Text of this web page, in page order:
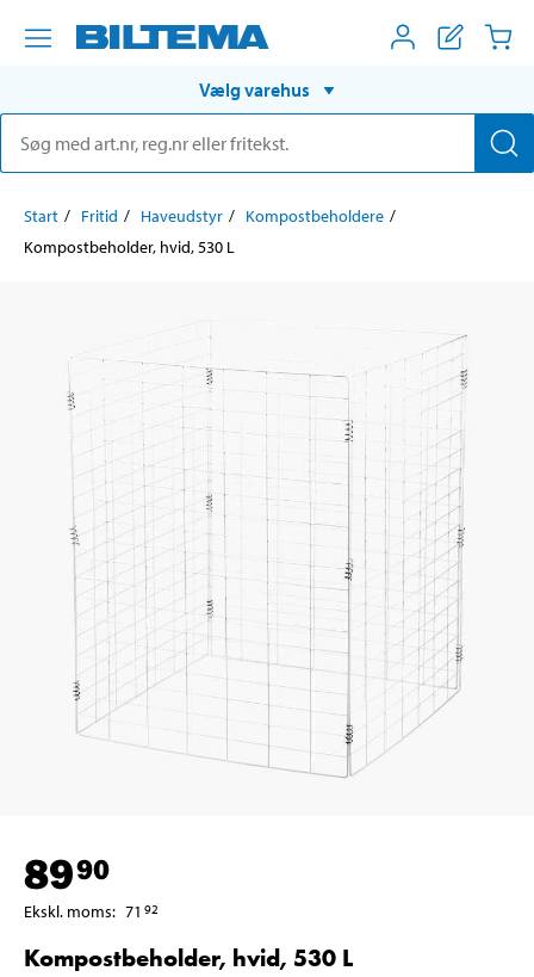
Vælg varehus
Start Fritid Haveudstyr
Kompostbeholdere
Kompostbeholder, hvid, 530 L
8990
Ekskl. moms: 71 92
Kompostbeholder, hvid, 530 L